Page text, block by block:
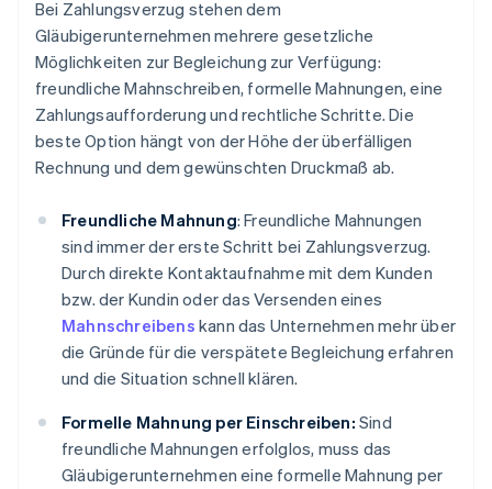
Bei Zahlungsverzug stehen dem
Gläubigerunternehmen mehrere gesetzliche
Möglichkeiten zur Begleichung zur Verfügung:
freundliche Mahnschreiben, formelle Mahnungen, eine
Zahlungsaufforderung und rechtliche Schritte. Die
beste Option hängt von der Höhe der überfälligen
Rechnung und dem gewünschten Druckmaß ab.
Freundliche Mahnung: Freundliche Mahnungen
sind immer der erste Schritt bei Zahlungsverzug.
Durch direkte Kontaktaufnahme mit dem Kunden
bzw. der Kundin oder das Versenden eines
Mahnschreibens kann das Unternehmen mehr über
die Gründe für die verspätete Begleichung erfahren
und die Situation schnell klären.
Formelle Mahnung per Einschreiben: Sind
freundliche Mahnungen erfolglos, muss das
Gläubigerunternehmen eine formelle Mahnung per